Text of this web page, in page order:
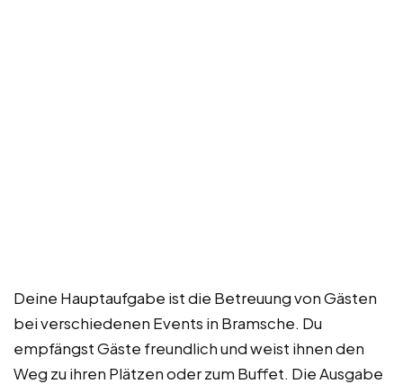
Deine Hauptaufgabe ist die Betreuung von Gästen
bei verschiedenen Events in Bramsche. Du
empfängst Gäste freundlich und weist ihnen den
Weg zu ihren Plätzen oder zum Buffet. Die Ausgabe